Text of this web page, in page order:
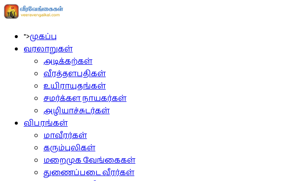
">முகப்பு
வரலாறுகள்
அடிக்கற்கள்
வீரத்தளபதிகள்
உயிராயுதங்கள்
சமர்க்கள நாயகர்கள்
அழியாச்சுடர்கள்
விபரங்கள்
மாவீரர்கள்
கரும்புலிகள்
மறைமுக வேங்கைகள்
துணைப்படை வீரர்கள்